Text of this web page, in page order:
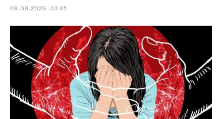
09-08-2026 - 03.45